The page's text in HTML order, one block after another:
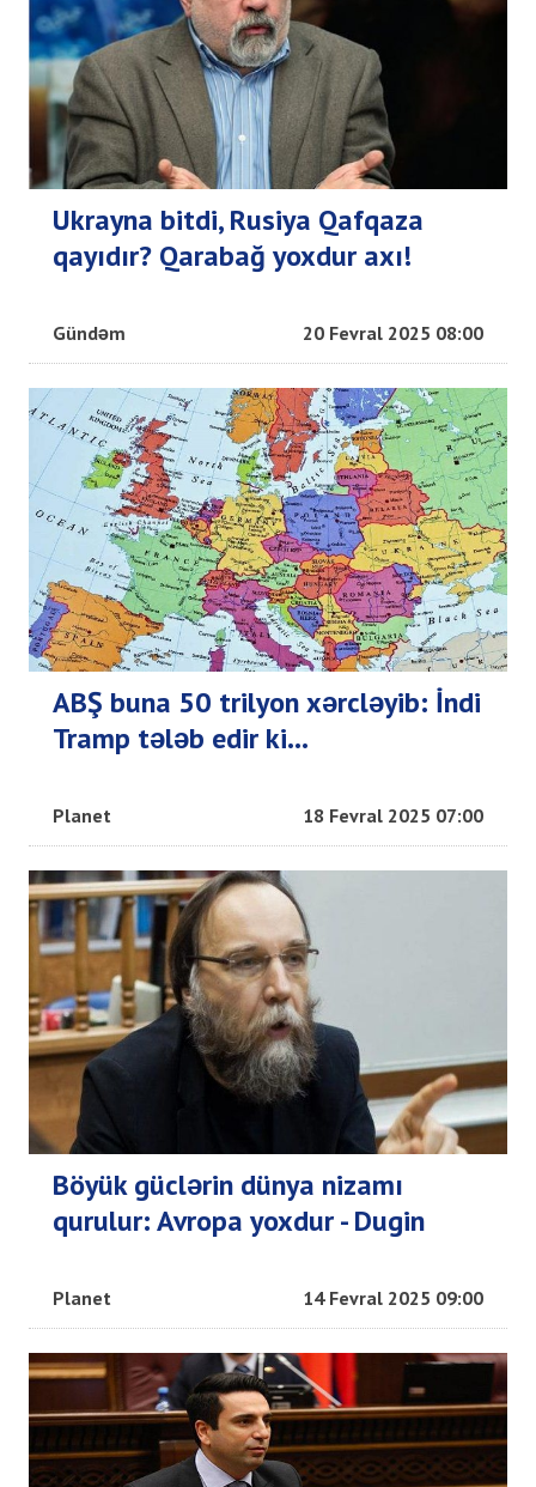
Ukrayna bitdi, Rusiya Qafqaza
qayıdır? Qarabağ yoxdur axı!
Gündəm 20 Fevral 2025 08:00
ABŞ buna 50 trilyon xərcləyib: İndi
Tramp tələb edir ki…
Planet 18 Fevral 2025 07:00
Böyük güclərin dünya nizamı
qurulur: Avropa yoxdur - Dugin
Planet 14 Fevral 2025 09:00